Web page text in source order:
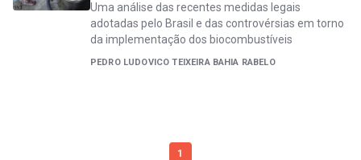
Uma análise das recentes medidas legais
adotadas pelo Brasil e das controvérsias em torno
da implementação dos biocombustíveis
PEDRO LUDOVICO TEIXEIRA BAHIA RABELO
1